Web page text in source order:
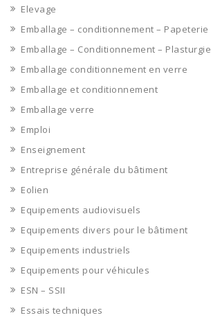
Elevage
Emballage – conditionnement – Papeterie
Emballage – Conditionnement – Plasturgie
Emballage conditionnement en verre
Emballage et conditionnement
Emballage verre
Emploi
Enseignement
Entreprise générale du bâtiment
Eolien
Equipements audiovisuels
Equipements divers pour le bâtiment
Equipements industriels
Equipements pour véhicules
ESN – SSII
Essais techniques